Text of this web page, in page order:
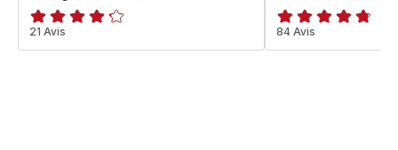
ratings.4.2
21 Avis ratings.4.7
84 Avis